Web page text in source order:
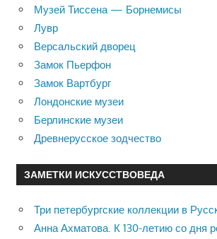
Музей Тиссена — Борнемисы
Лувр
Версальский дворец
Замок Пьерфон
Замок Вартбург
Лондонские музеи
Берлинские музеи
Древнерусское зодчество
ЗАМЕТКИ ИСКУССТВОВЕДА
Три петербургские коллекции в
Анна Ахматова. К 130-летию со дня